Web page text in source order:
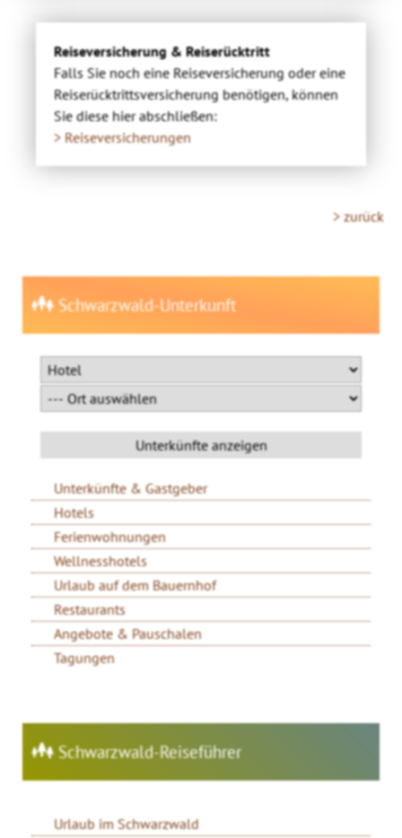
Reiseversicherung & Reiserücktritt
Falls Sie noch eine Reiseversicherung oder eine
Reiserücktrittsversicherung benötigen, können
Sie diese hier abschließen:
> Reiseversicherungen
> zurück
Schwarzwald-Unterkunft
Unterkünfte & Gastgeber
Hotels
Ferienwohnungen
Wellnesshotels
Urlaub auf dem Bauernhof
Restaurants
Angebote & Pauschalen
Tagungen
Schwarzwald-Reiseführer
Urlaub im Schwarzwald